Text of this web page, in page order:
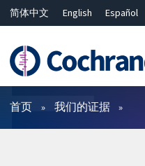
简体中文 English Español
ไทย
繁體中文
过滤
首页 我们的证据